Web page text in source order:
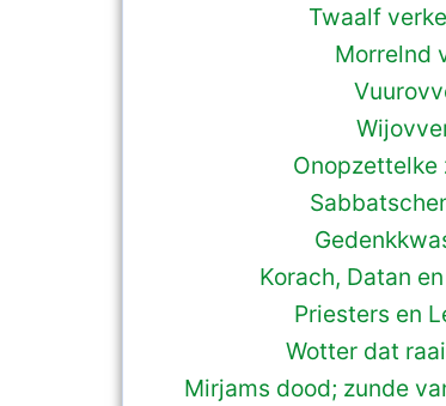
Twaalf
Morrelnd
Onopzettelke
Korach, Datan
Priesters en
Wotter dat
Mirjams dood; zunde